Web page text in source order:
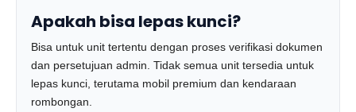
Apakah bisa lepas kunci?
Bisa untuk unit tertentu dengan proses verifikasi dokumen
dan persetujuan admin. Tidak semua unit tersedia untuk
lepas kunci, terutama mobil premium dan kendaraan
rombongan.